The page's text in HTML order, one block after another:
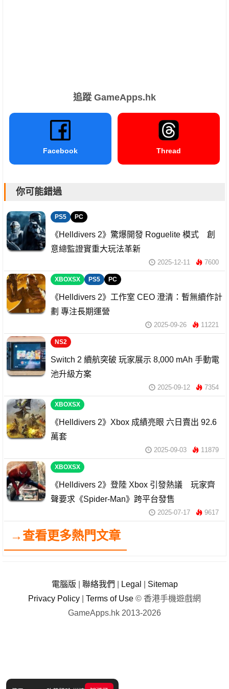
追蹤 GameApps.hk
Facebook Thread
你可能錯過
PS5 PC
《Helldivers 2》驚爆開發 Roguelite 模式 創
意總監證實重大玩法革新
2025-12-11 7600
XBOXSX PS5 PC
《Helldivers 2》工作室 CEO 澄清：暫無續作計
劃 專注長期運營
2025-09-26 11221
NS2
Switch 2 續航突破 玩家展示 8,000 mAh 手動電
池升級方案
2025-09-12 7354
XBOXSX
《Helldivers 2》Xbox 成績亮眼 六日賣出 92.6
萬套
2025-09-03 11879
XBOXSX
《Helldivers 2》登陸 Xbox 引發熱議 玩家齊
聲要求《Spider-Man》跨平台發售
2025-07-17 9617
→查看更多熱門文章
電腦版 聯絡我們 Legal
Sitemap
Privacy Policy
Terms of Use © 香港手機遊戲網
GameApps.hk 2013-2026